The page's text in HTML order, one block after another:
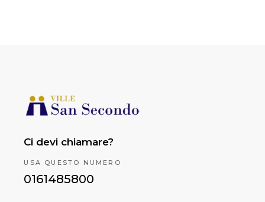
Ci devi chiamare?
USA QUESTO NUMERO
0161485800